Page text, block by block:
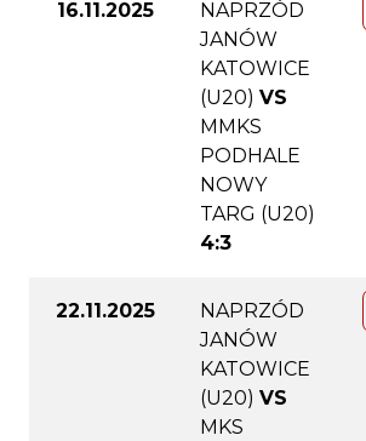
16.11.2025
NAPRZÓD
JANÓW
KATOWICE
(U20) VS
MMKS
PODHALE
NOWY
TARG (U20)
4:3
22.11.2025
NAPRZÓD
JANÓW
KATOWICE
(U20) VS
MKS